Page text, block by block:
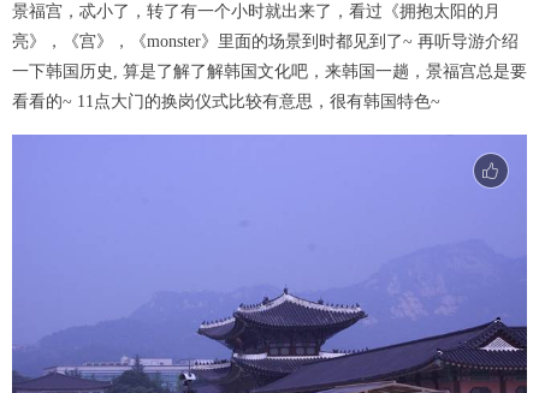
景福宫，忒小了，转了有一个小时就出来了，看过《拥抱太阳的月
亮》，《宫》，《monster》里面的场景到时都见到了~ 再听导游介绍
一下韩国历史, 算是了解了解韩国文化吧，来韩国一趟，景福宫总是要
看看的~ 11点大门的换岗仪式比较有意思，很有韩国特色~